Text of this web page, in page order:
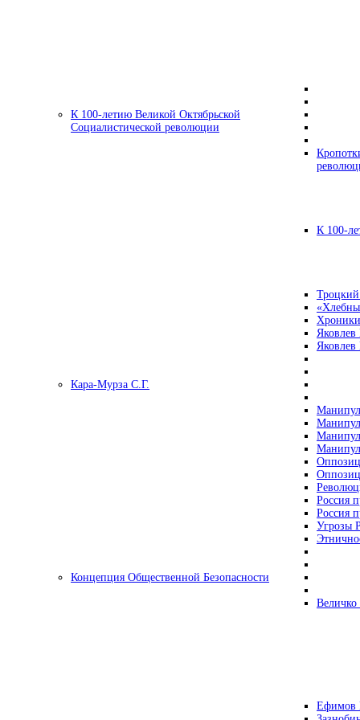
К 100-летию Великой Октябрьской
Социалистической революции
К 100-
Кара-Мурза С.Г.
Россия
Россия
Угрозы
Концепция Общественной Безопасности
Ефимов